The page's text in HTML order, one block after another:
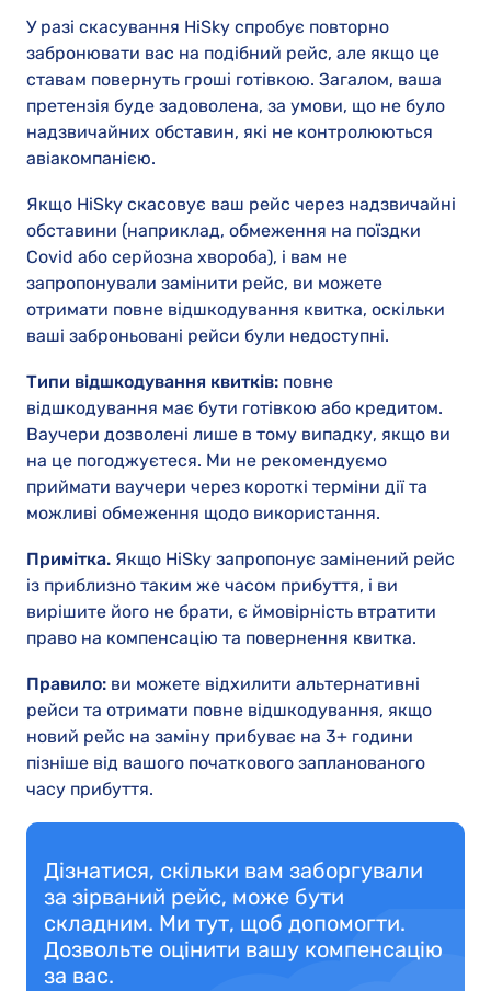
У разі скасування HiSky спробує повторно
забронювати вас на подібний рейс, але якщо це
ставам повернуть гроші готівкою. Загалом, ваша
претензія буде задоволена, за умови, що не було
надзвичайних обставин, які не контролюються
авіакомпанією.
Якщо HiSky скасовує ваш рейс через надзвичайні
обставини (наприклад, обмеження на поїздки
Covid або серйозна хвороба), і вам не
запропонували замінити рейс, ви можете
отримати повне відшкодування квитка, оскільки
ваші заброньовані рейси були недоступні.
Типи відшкодування квитків: повне
відшкодування має бути готівкою або кредитом.
Ваучери дозволені лише в тому випадку, якщо ви
на це погоджуєтеся. Ми не рекомендуємо
приймати ваучери через короткі терміни дії та
можливі обмеження щодо використання.
Примітка. Якщо HiSky запропонує замінений рейс
із приблизно таким же часом прибуття, і ви
вирішите його не брати, є ймовірність втратити
право на компенсацію та повернення квитка.
Правило: ви можете відхилити альтернативні
рейси та отримати повне відшкодування, якщо
новий рейс на заміну прибуває на 3+ години
пізніше від вашого початкового запланованого
часу прибуття.
Дізнатися, скільки вам заборгували
за зірваний рейс, може бути
складним. Ми тут, щоб допомогти.
Дозвольте оцінити вашу компенсацію
за вас.